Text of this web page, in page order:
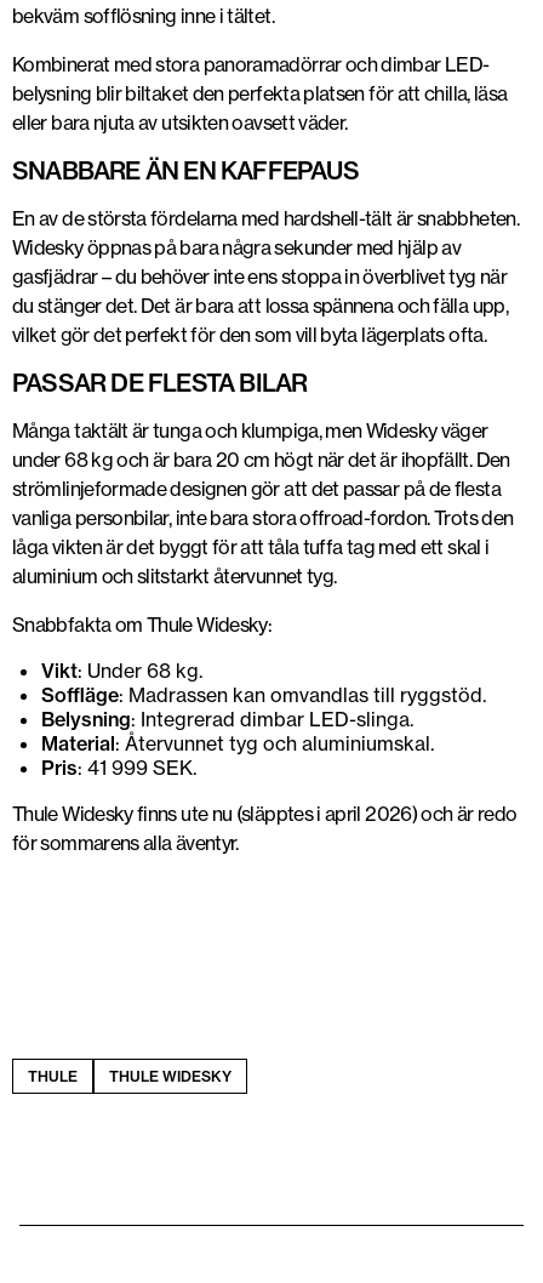
bekväm sofflösning inne i tältet.
Kombinerat med stora panoramadörrar och dimbar LED-
belysning blir biltaket den perfekta platsen för att chilla, läsa
eller bara njuta av utsikten oavsett väder.
SNABBARE ÄN EN KAFFEPAUS
En av de största fördelarna med hardshell-tält är snabbheten.
Widesky öppnas på bara några sekunder med hjälp av
gasfjädrar – du behöver inte ens stoppa in överblivet tyg när
du stänger det. Det är bara att lossa spännena och fälla upp,
vilket gör det perfekt för den som vill byta lägerplats ofta.
PASSAR DE FLESTA BILAR
Många taktält är tunga och klumpiga, men Widesky väger
under 68 kg och är bara 20 cm högt när det är ihopfällt. Den
strömlinjeformade designen gör att det passar på de flesta
vanliga personbilar, inte bara stora offroad-fordon. Trots den
låga vikten är det byggt för att tåla tuffa tag med ett skal i
aluminium och slitstarkt återvunnet tyg.
Snabbfakta om Thule Widesky:
Vikt: Under 68 kg.
Soffläge: Madrassen kan omvandlas till ryggstöd.
Belysning: Integrerad dimbar LED-slinga.
Material: Återvunnet tyg och aluminiumskal.
Pris: 41 999 SEK.
Thule Widesky finns ute nu (släpptes i april 2026) och är redo
för sommarens alla äventyr.
THULE THULE WIDESKY